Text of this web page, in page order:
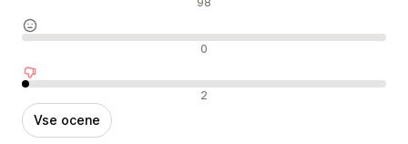
Nevtralne ocene 0
Negativne ocene 2
Vse ocene